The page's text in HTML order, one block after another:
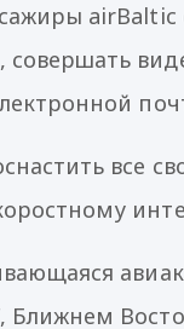
airBaltic
совершать
все